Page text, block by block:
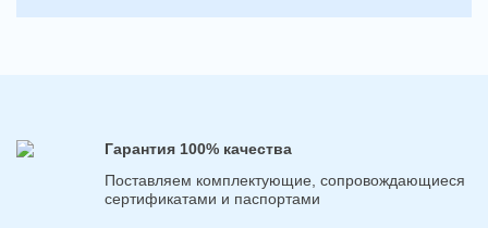
Гарантия 100% качества
Поставляем комплектующие, сопровождающиеся
сертификатами и паспортами